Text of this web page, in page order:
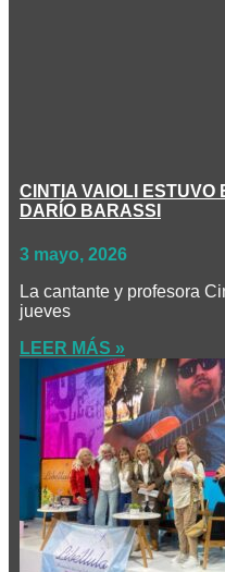
CINTIA VAIOLI ESTUVO
DARÍO BARASSI
3 mayo, 2026
La cantante y profesora
jueves
LEER MÁS »